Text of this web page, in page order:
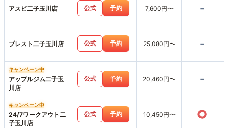
アスピ二子玉川店 公式 予約 7,600円〜 -
ブレスト二子玉川店 公式 予約 25,080円〜 -
キャンペーン中
アップルジム二子玉
川店
公式 予約 20,460円〜 -
キャンペーン中
24/7ワークアウト二
子玉川店
公式 予約 10,450円〜 ○